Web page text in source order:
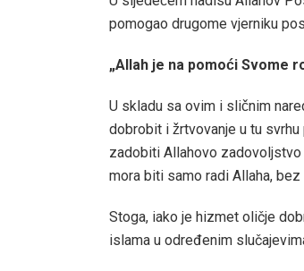
pomogao drugome vjerniku
„Allah je na pomoći Svome
U skladu sa ovim i sličnim
dobrobit i žrtvovanje u tu
zadobiti Allahovo
mora biti samo radi Allaha,
Stoga, iako je hizmet oličje
islama u određenim